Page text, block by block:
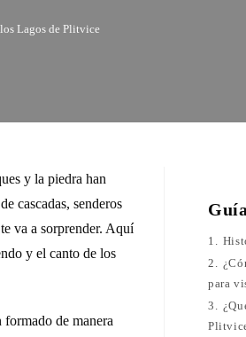
Lagos de Plitvice
y la piedra han
cascadas, senderos
va a sorprender. Aquí
y el canto de los
formado de manera
1.
2.
para
3.